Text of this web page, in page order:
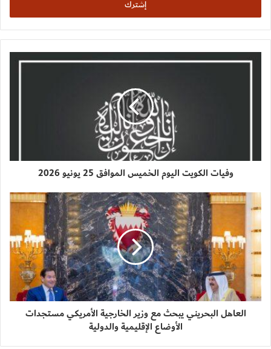
وفيات الكويت اليوم الخميس الموافق 25 يونيو 2026
العاهل البحريني يبحث مع وزير الخارجية الأمريكي مستجدات
الأوضاع الإقليمية والدولية